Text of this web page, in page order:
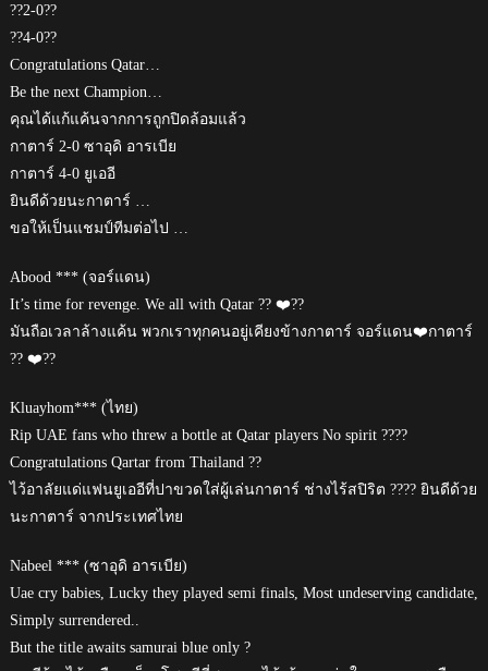
??2-0??
??4-0??
Congratulations Qatar…
Be the next Champion…
คุณได้แก้แค้นจากการถูกปิดล้อมแล้ว
กาตาร์ 2-0 ซาอุดิ อารเบีย
กาตาร์ 4-0 ยูเออี
ยินดีด้วยนะกาตาร์ …
ขอให้เป็นแชมป์ทีมต่อไป …
Abood *** (จอร์แดน)
It’s time for revenge. We all with Qatar ?? ❤️??
มันถือเวลาล้างแค้น พวกเราทุกคนอยู่เคียงข้างกาตาร์ จอร์แดน❤️กาตาร์
?? ❤️??
Kluayhom*** (ไทย)
Rip UAE fans who threw a bottle at Qatar players No spirit ????
Congratulations Qartar from Thailand ??
ไว้อาลัยแด่แฟนยูเออีที่ปาขวดใส่ผู้เล่นกาตาร์ ช่างไร้สปิริต ???? ยินดีด้วย
นะกาตาร์ จากประเทศไทย
Nabeel *** (ซาอุดิ อารเบีย)
Uae cry babies, Lucky they played semi finals, Most undeserving candidate,
Simply surrendered..
But the title awaits samurai blue only ?